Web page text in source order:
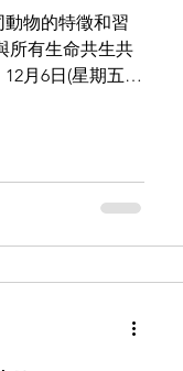
物的特徵和習
所有生命共生共
月6日(星期五)